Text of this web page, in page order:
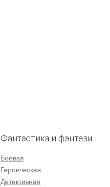
Фантастика и фэнтези
Боевая
Героическая
Детективная